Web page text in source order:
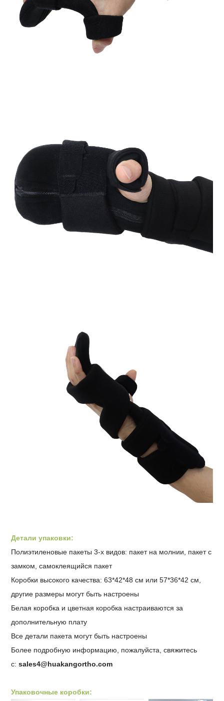
Детали упаковки:
Полиэтиленовые пакеты 3-х видов: пакет на молнии, пакет с
замком, самоклеящийся пакет
Коробки высокого качества: 63*42*48 см или 57*36*42 см,
другие размеры могут быть настроены
Белая коробка и цветная коробка настраиваются за
дополнительную плату
Все детали пакета могут быть настроены
Более подробную информацию, пожалуйста, свяжитесь
с:sales4@huakangortho.com
Упаковочные коробки: